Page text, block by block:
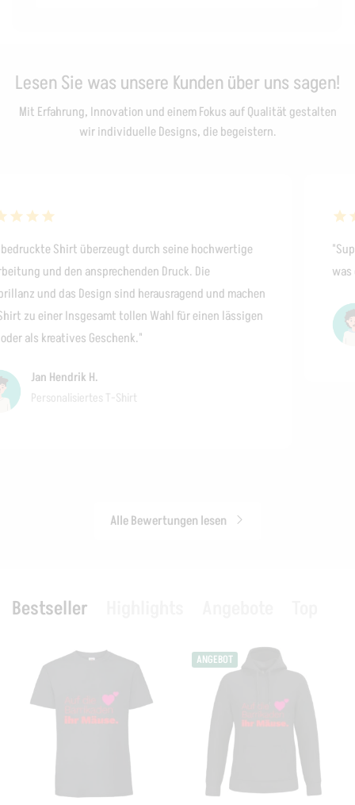
Lesen Sie was unsere Kunden über uns sagen!
Mit Erfahrung, Innovation und einem Fokus auf Qualität gestalten
wir individuelle Designs, die begeistern.
Shirt überzeugt durch seine hochwertige
und den ansprechenden Druck. Die
das Design sind herausragend und machen
Insgesamt tollen Wahl für einen lässigen
kreatives Geschenk."
Hendrik H.
T-Shirt
"Super
was du
Alle Bewertungen lesen
Bestseller
ANGEBOT